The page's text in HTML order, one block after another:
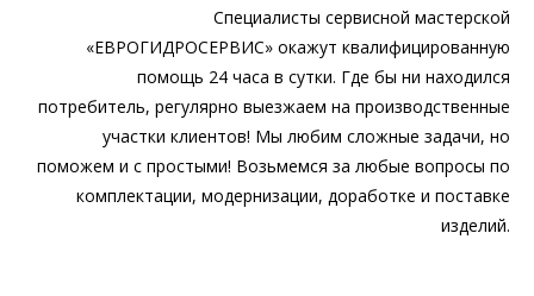
Специалисты сервисной мастерской
«ЕВРОГИДРОСЕРВИС» окажут квалифицированную
помощь 24 часа в сутки. Где бы ни находился
потребитель, регулярно выезжаем на производственные
участки клиентов! Мы любим сложные задачи, но
поможем и с простыми! Возьмемся за любые вопросы по
комплектации, модернизации, доработке и поставке
изделий.